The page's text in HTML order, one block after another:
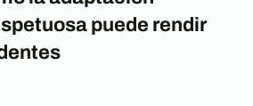
puede rendir